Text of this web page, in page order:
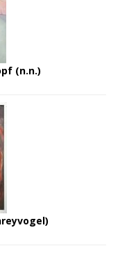
(n.n.)